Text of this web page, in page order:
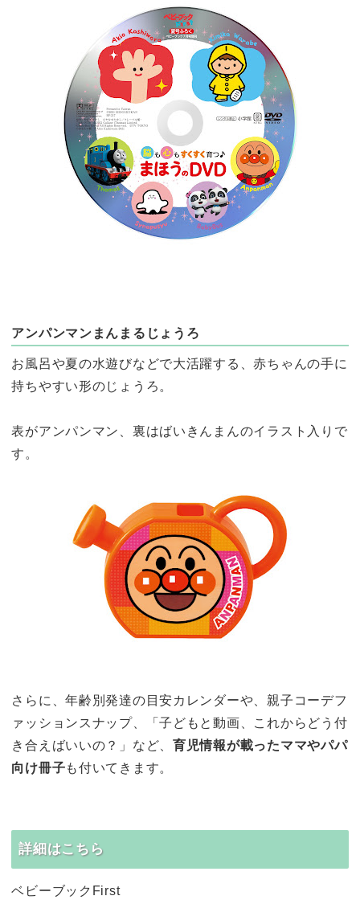
アンパンマンまんまるじょうろ
お風呂や夏の水遊びなどで大活躍する、赤ちゃんの手に
持ちやすい形のじょうろ。
表がアンパンマン、裏はばいきんまんのイラスト入りで
す。
さらに、年齢別発達の目安カレンダーや、親子コーデフ
ァッションスナップ、「子どもと動画、これからどう付
き合えばいいの？」など、育児情報が載ったママやパパ
向け冊子も付いてきます。
詳細はこちら
ベビーブックFirst